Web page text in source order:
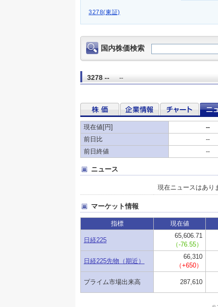
3278(東証)